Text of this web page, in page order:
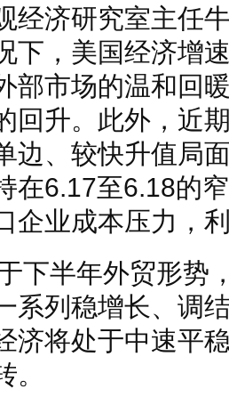
经济研究室主任
下，美国经济增
部市场的温和回
回升。此外，近
边、较快升值局
在6.17至6.18的
企业成本压力，
下半年外贸形势
系列稳增长、调
济将处于中速平
。